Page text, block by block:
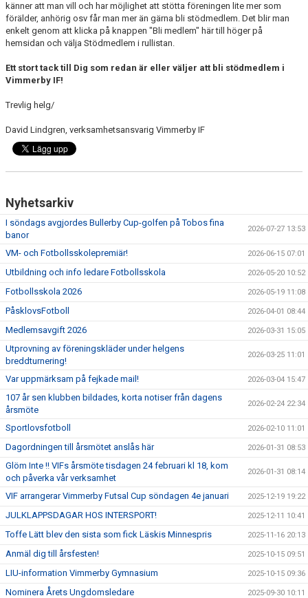
känner att man vill och har möjlighet att stötta föreningen lite mer som
förälder, anhörig osv får man mer än gärna bli stödmedlem. Det blir man
enkelt genom att klicka på knappen "Bli medlem" här till höger på
hemsidan och välja Stödmedlem i rullistan.
Ett stort tack till Dig som redan är eller väljer att bli stödmedlem i
Vimmerby IF!
Trevlig helg/
David Lindgren, verksamhetsansvarig Vimmerby IF
Nyhetsarkiv
I söndags avgjordes Bullerby Cup-golfen på Tobos fina
banor
2026-07-27 13:53
VM- och Fotbollsskolepremiär! 2026-06-15 07:01
Utbildning och info ledare Fotbollsskola 2026-05-20 10:52
Fotbollsskola 2026 2026-05-19 11:08
PåsklovsFotboll 2026-04-01 08:44
Medlemsavgift 2026 2026-03-31 15:05
Utprovning av föreningskläder under helgens
breddturnering!
2026-03-25 11:01
Var uppmärksam på fejkade mail! 2026-03-04 15:47
107 år sen klubben bildades, korta notiser från dagens
årsmöte
2026-02-24 22:34
Sportlovsfotboll 2026-02-10 11:01
Dagordningen till årsmötet anslås här 2026-01-31 08:53
Glöm Inte !! VIFs årsmöte tisdagen 24 februari kl 18, kom
och påverka vår verksamhet
2026-01-31 08:14
VIF arrangerar Vimmerby Futsal Cup söndagen 4e januari 2025-12-19 19:22
JULKLAPPSDAGAR HOS INTERSPORT! 2025-12-11 10:41
Toffe Lätt blev den sista som fick Läskis Minnespris 2025-11-16 20:13
Anmäl dig till årsfesten! 2025-10-15 09:51
LIU-information Vimmerby Gymnasium 2025-10-15 09:36
Nominera Årets Ungdomsledare 2025-09-30 10:11